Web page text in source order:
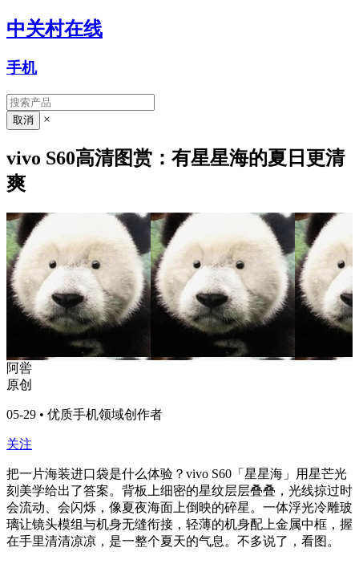
中关村在线
手机
×
vivo S60高清图赏：有星星海的夏日更清
爽
阿喾
原创
05-29 • 优质手机领域创作者
关注
把一片海装进口袋是什么体验？vivo S60「星星海」用星芒光
刻美学给出了答案。背板上细密的星纹层层叠叠，光线掠过时
会流动、会闪烁，像夏夜海面上倒映的碎星。一体浮光冷雕玻
璃让镜头模组与机身无缝衔接，轻薄的机身配上金属中框，握
在手里清清凉凉，是一整个夏天的气息。不多说了，看图。